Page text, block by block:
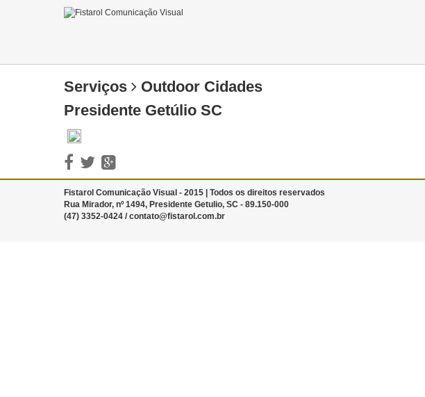
Serviços Outdoor Cidades
Presidente Getúlio SC
Fistarol Comunicação Visual - 2015 | Todos os direitos reservados
Rua Mirador, nº 1494, Presidente Getulio, SC - 89.150-000
(47) 3352-0424 /contato@fistarol.com.br